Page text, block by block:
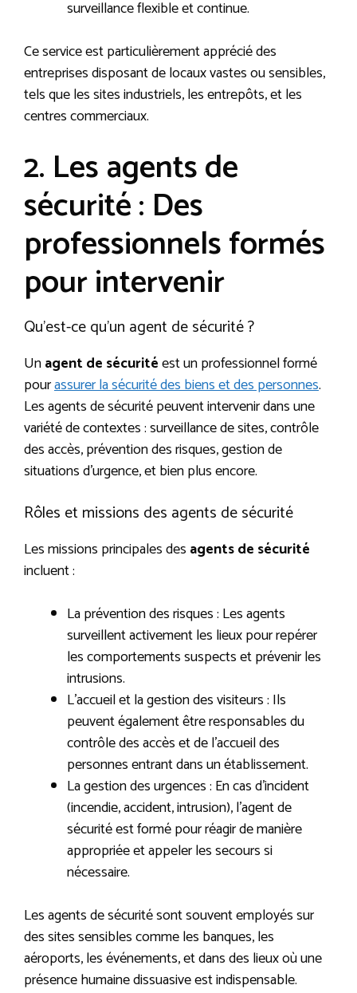
surveillance flexible et continue.
Ce service est particulièrement apprécié des
entreprises disposant de locaux vastes ou sensibles,
tels que les sites industriels, les entrepôts, et les
centres commerciaux.
2. Les agents de
sécurité : Des
professionnels formés
pour intervenir
Qu’est-ce qu’un agent de sécurité ?
Unagent de sécuritéest un professionnel formé
pourassurer la sécurité des biens et des personnes.
Les agents de sécurité peuvent intervenir dans une
variété de contextes : surveillance de sites, contrôle
des accès, prévention des risques, gestion de
situations d’urgence, et bien plus encore.
Rôles et missions des agents de sécurité
Les missions principales des agents de sécurité
incluent :
La prévention des risques : Les agents
surveillent activement les lieux pour repérer
les comportements suspects et prévenir les
intrusions.
L’accueil et la gestion des visiteurs : Ils
peuvent également être responsables du
contrôle des accès et de l’accueil des
personnes entrant dans un établissement.
La gestion des urgences : En cas d’incident
(incendie, accident, intrusion), l’agent de
sécurité est formé pour réagir de manière
appropriée et appeler les secours si
nécessaire.
Les agents de sécurité sont souvent employés sur
des sites sensibles comme les banques, les
aéroports, les événements, et dans des lieux où une
présence humaine dissuasive est indispensable.